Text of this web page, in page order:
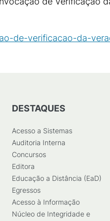
de-verificacao-da-
DESTAQUES
Acesso a Sistemas
Auditoria Interna
Concursos
Editora
Educação a Distância (EaD)
Egressos
Acesso à Informação
Núcleo de Integridade e